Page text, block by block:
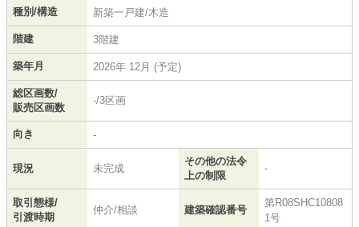
種別/構造 新築一戸建/木造
階建 3階建
築年月 2026年 12月 (予定)
総区画数/
販売区画数
-/3区画
向き -
現況 未完成
その他の法令
上の制限
-
取引態様/
引渡時期
仲介/相談 建築確認番号
第R08SHC10808
1号